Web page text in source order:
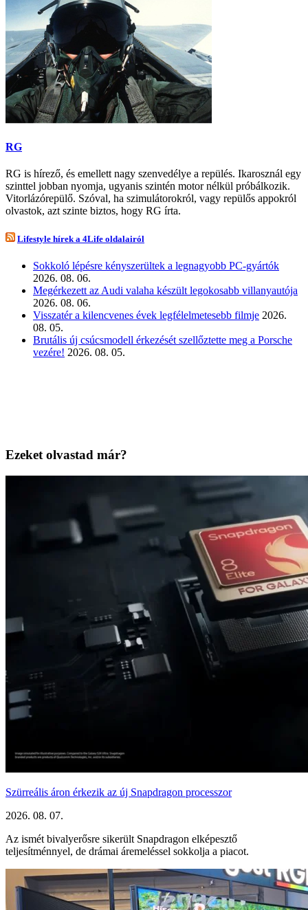
RG
RG is hírező, és emellett nagy szenvedélye a repülés. Ikarosznál egy
szinttel jobban nyomja, ugyanis szintén motor nélkül próbálkozik.
Vitorlázórepülő. Szóval, ha szimulátorokról, vagy repülős appokról
olvastok, azt szinte biztos, hogy RG írta.
Lifestyle hírek a 4Life oldalairól
Sokkoló lépésre kényszerültek a legnagyobb PC-gyártók
2026. 08. 06.
Megérkezett az Audi valaha készült legokosabb villanyautója
2026. 08. 06.
Visszatér a kilencvenes évek legfélelmetesebb filmje 2026.
08. 05.
Brutális új csúcsmodell érkezését szellőztette meg a Porsche
vezére! 2026. 08. 05.
Ezeket olvastad már?
Szürreális áron érkezik az új Snapdragon processzor
2026. 08. 07.
Az ismét bivalyerősre sikerült Snapdragon elképesztő
teljesítménnyel, de drámai áremeléssel sokkolja a piacot.